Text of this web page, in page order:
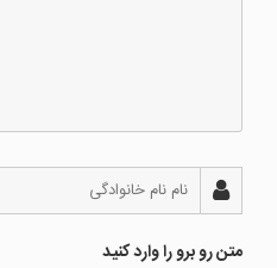
متن رو برو را وارد کنید